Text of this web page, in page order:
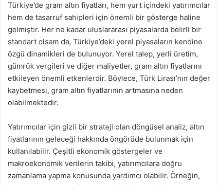
Türkiye’de gram altın fiyatları, hem yurt içindeki yatırımcılar
hem de tasarruf sahipleri için önemli bir gösterge haline
gelmiştir. Her ne kadar uluslararası piyasalarda belirli bir
standart olsam da, Türkiye’deki yerel piyasaların kendine
özgü dinamikleri de bulunuyor. Yerel talep, yerli üretim,
gümrük vergileri ve diğer maliyetler, gram altın fiyatlarını
etkileyen önemli etkenlerdir. Böylece, Türk Lirası’nın değer
kaybetmesi, gram altın fiyatlarının artmasına neden
olabilmektedir.
Yatırımcılar için gizli bir strateji olan döngüsel analiz, altın
fiyatlarının geleceği hakkında öngörüde bulunmak için
kullanılabilir. Çeşitli ekonomik göstergeler ve
makroekonomik verilerin takibi, yatırımcılara doğru
zamanlama yapma konusunda yardımcı olabilir. Örneğin,